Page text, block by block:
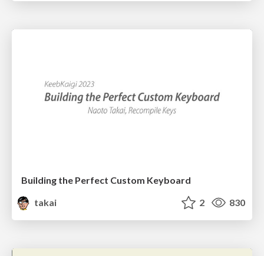
Building the Perfect Custom Keyboard
takai
2 830